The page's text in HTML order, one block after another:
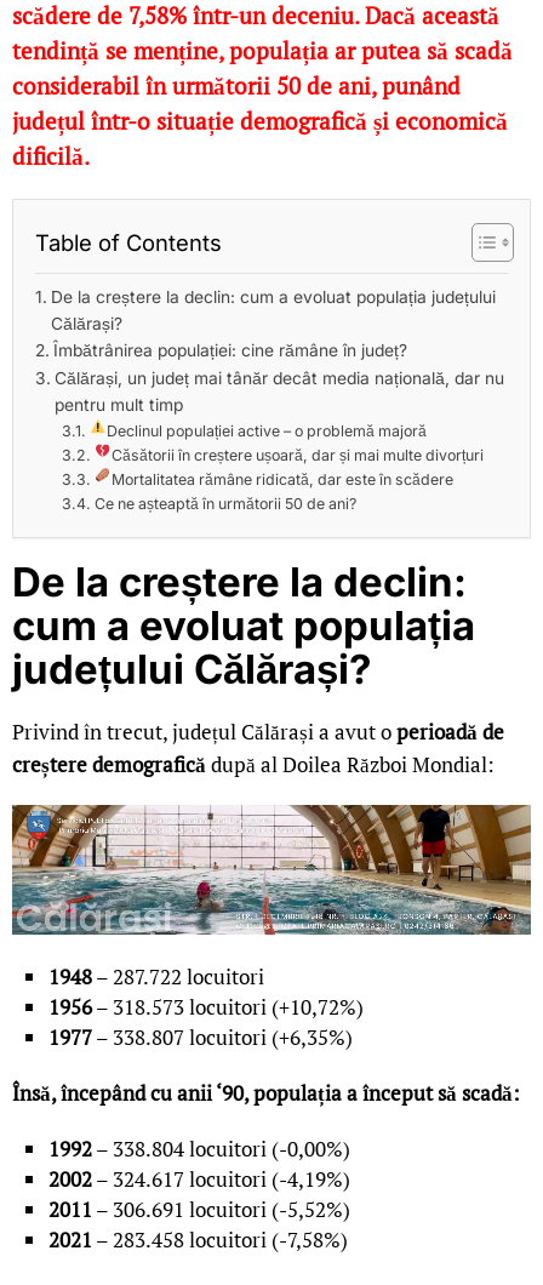
scădere de 7,58% într-un deceniu. Dacă această
tendință se menține, populația ar putea să scadă
considerabil în următorii 50 de ani, punând
județul într-o situație demografică și economică
dificilă.
Table of Contents
De la creștere la declin: cum a evoluat populația județului
Călărași?
Îmbătrânirea populației: cine rămâne în județ?
Călărași, un județ mai tânăr decât media națională, dar nu
pentru mult timp
Declinul populației active – o problemă majoră
Căsătorii în creștere ușoară, dar și mai multe divorțuri
Mortalitatea rămâne ridicată, dar este în scădere
Ce ne așteaptă în următorii 50 de ani?
De la creștere la declin:
cum a evoluat populația
județului Călărași?
Privind în trecut, județul Călărași a avut operioadă de
creștere demograficădupă al Doilea Război Mondial:
1948– 287.722 locuitori
1956– 318.573 locuitori (+10,72%)
1977– 338.807 locuitori (+6,35%)
Însă, începând cu anii ‘90, populația a început să scadă:
1992– 338.804 locuitori (-0,00%)
2002– 324.617 locuitori (-4,19%)
2011 – 306.691 locuitori (-5,52%)
2021 – 283.458 locuitori (-7,58%)